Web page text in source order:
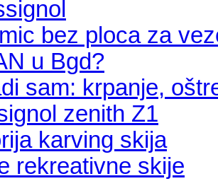
bez ploca za
u Bgd?
sam: krpanje,
zenith Z1
karving skija
rekreativne skije